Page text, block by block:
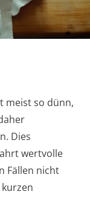
meist so dünn,
Dies
wertvolle
Fällen nicht